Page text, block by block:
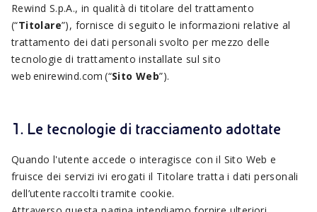
Rewind S.p.A., in qualità di titolare del trattamento
(“Titolare”), fornisce di seguito le informazioni relative al
trattamento dei dati personali svolto per mezzo delle
tecnologie di trattamento installate sul sito
web enirewind.com (“Sito Web”).
1. Le tecnologie di tracciamento adottate
Quando l'utente accede o interagisce con il Sito Web e
fruisce dei servizi ivi erogati il Titolare tratta i dati personali
dell’utente raccolti tramite cookie.